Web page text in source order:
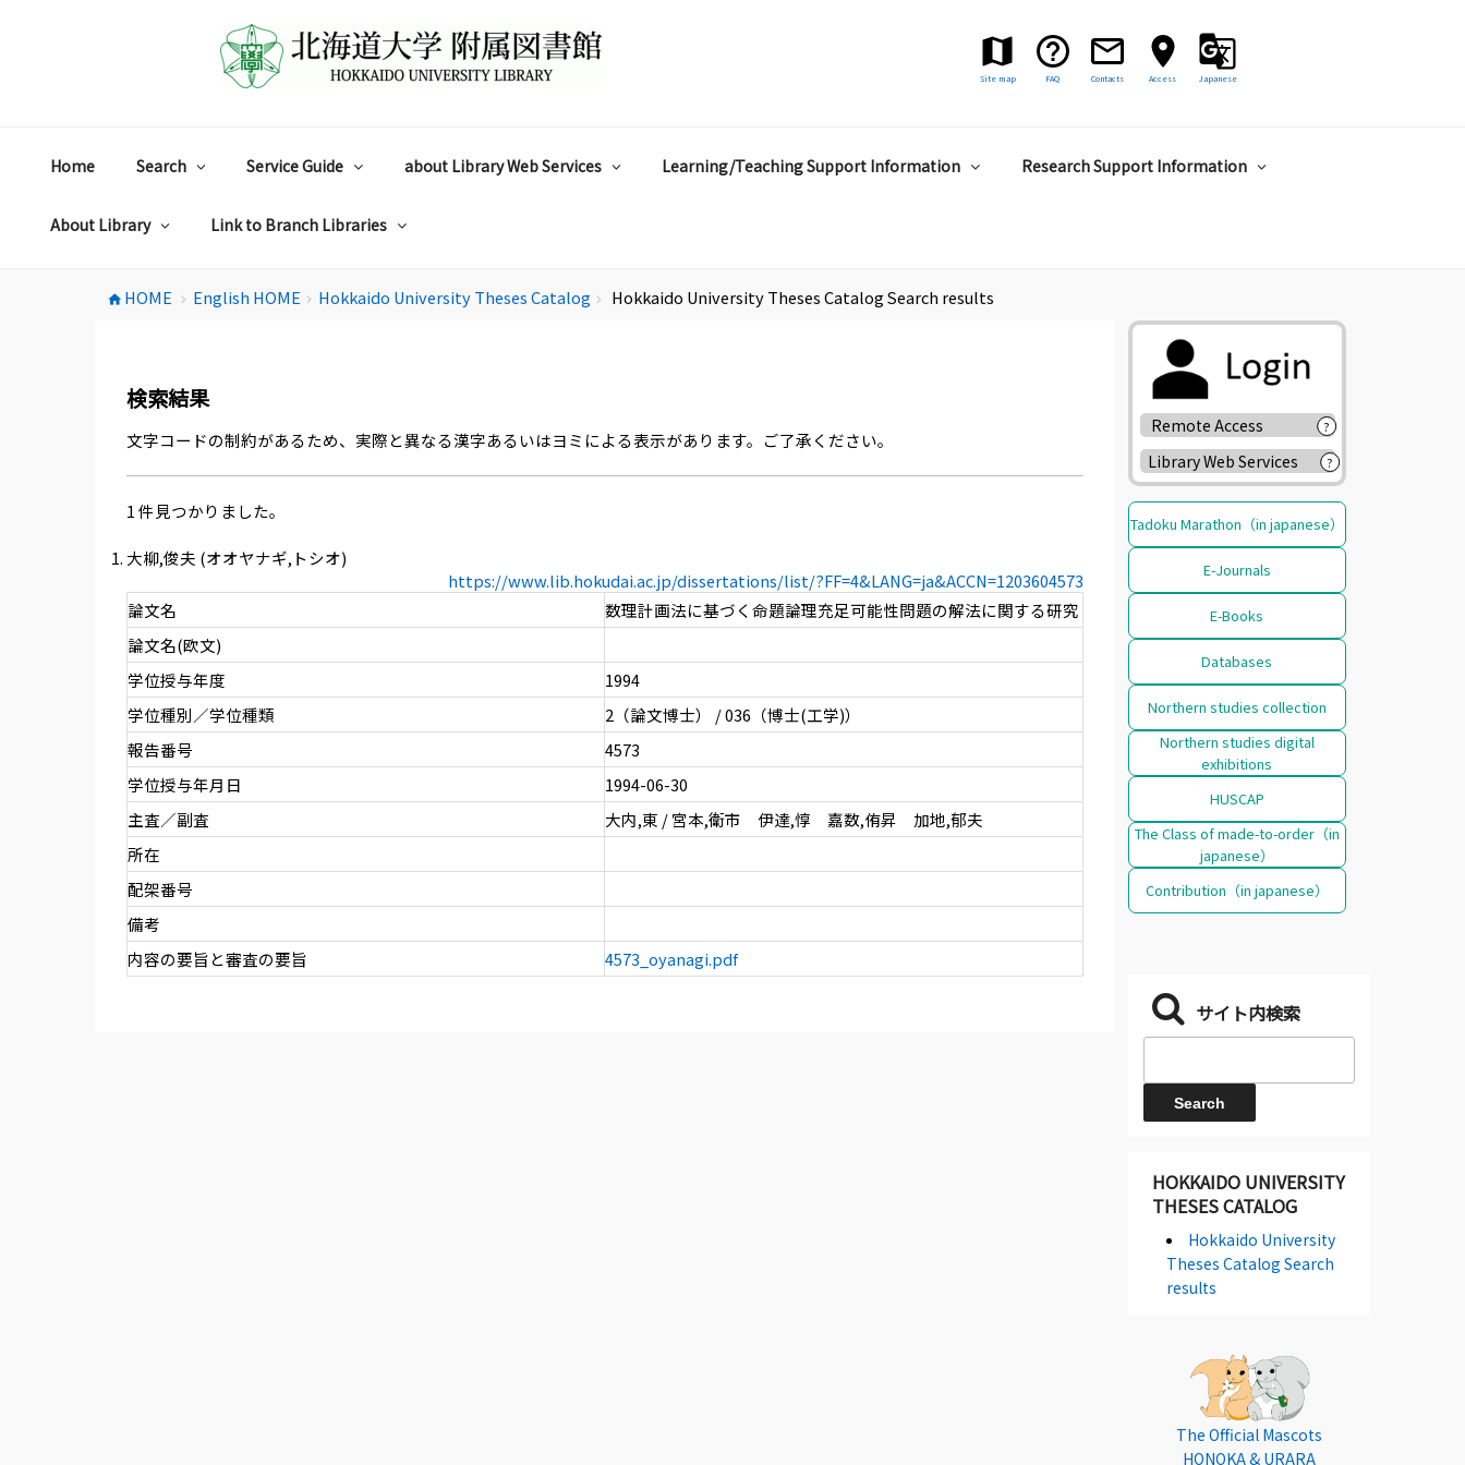
Site map FAQ Contacts Access Japanese
Home Search Service Guide about Library Web Services Learning/Teaching Support Information Research Support Information
About Library Link to Branch Libraries
home HOME chevron_right English HOME chevron_right Hokkaido University Theses Catalog chevron_right Hokkaido University Theses Catalog Search results
検索結果
文字コードの制約があるため、実際と異なる漢字あるいはヨミによる表示があります。ご了承ください。
1 件見つかりました。
大柳,俊夫 (オオヤナギ,トシオ)
https://www.lib.hokudai.ac.jp/dissertations/list/?FF=4&LANG=ja&ACCN=1203604573
論文名
数理計画法に基づく命題論理充足可能性問題の解法に関する研究
論文名(欧文)
学位授与年度
1994
学位種別／学位種類
2（論文博士） / 036（博士(工学)）
報告番号
4573
学位授与年月日
1994-06-30
主査／副査
大内,東 / 宮本,衛市 伊達,惇 嘉数,侑昇 加地,郁夫
所在
配架番号
備考
内容の要旨と審査の要旨
4573_oyanagi.pdf
Remote Access ?
Library Web Services ?
Tadoku Marathon（in japanese）
E-Journals
E-Books
Databases
Northern studies collection
Northern studies digital
exhibitions
HUSCAP
The Class of made-to-order（in
japanese）
Contribution（in japanese）
サイト内検索
HOKKAIDO UNIVERSITY
THESES CATALOG
Hokkaido University
Theses Catalog Search
results
The Official Mascots
HONOKA & URARA